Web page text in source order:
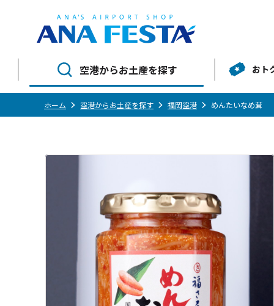
空港からお土産を探す おト
ホーム 空港からお土産を探す 福岡空港 めんたいなめ茸